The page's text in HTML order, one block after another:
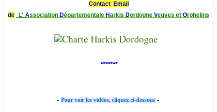
Contact Email
de
L' Association Départementale Harkis Dordogne Veuves et Orphelins
*******
- Pour voir les vidéos, cliquez ci-dessous -